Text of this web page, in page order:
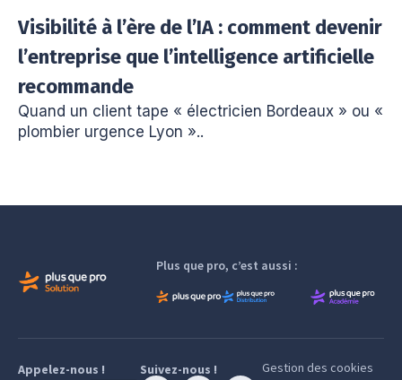
Visibilité à l’ère de l’IA : comment devenir
l’entreprise que l’intelligence artificielle
recommande
Quand un client tape « électricien Bordeaux » ou «
plombier urgence Lyon »..
Plus que pro, c’est aussi :
Appelez-nous ! Suivez-nous ! Gestion des cookies